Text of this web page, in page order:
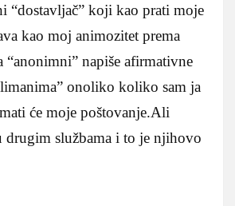
“dostavljač” koji kao prati moje
kao moj animozitet prema
napiše afirmativne
onoliko koliko sam ja
će moje poštovanje.Ali
drugim službama i to je njihovo